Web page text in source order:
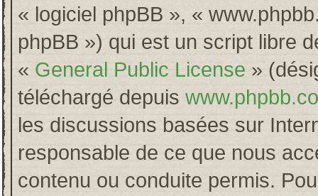
« logiciel phpBB », «
phpBB ») qui est un script libre
« General Public License »
téléchargé depuis
les discussions basées sur
responsable de ce que nous
contenu ou conduite permis.